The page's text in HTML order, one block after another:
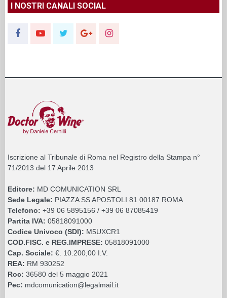
I NOSTRI CANALI SOCIAL
Iscrizione al Tribunale di Roma nel Registro della Stampa n°
71/2013 del 17 Aprile 2013
Editore: MD COMUNICATION SRL
Sede Legale: PIAZZA SS APOSTOLI 81 00187 ROMA
Telefono: +39 06 5895156 / +39 06 87085419
Partita IVA: 05818091000
Codice Univoco (SDI): M5UXCR1
COD.FISC. e REG.IMPRESE: 05818091000
Cap. Sociale: €. 10.200,00 I.V.
REA: RM 930252
Roc: 36580 del 5 maggio 2021
Pec: mdcomunication@legalmail.it